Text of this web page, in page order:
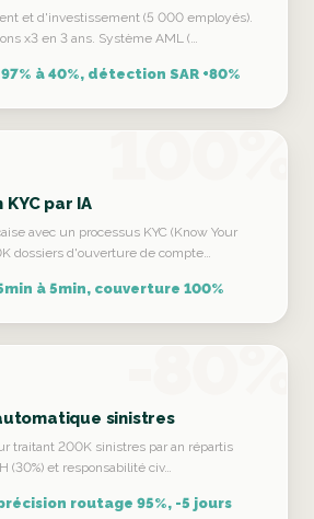
et d'investissement (5 000 employés).
x3 en 3 ans. Système AML (…
à 40%, détection SAR +80%
100%
par IA
avec un processus KYC (Know Your
dossiers d'ouverture de compte…
à 5min, couverture 100%
-80%
sinistres
traitant 200K sinistres par an répartis
(30%) et responsabilité civ…
routage 95%, -5 jours